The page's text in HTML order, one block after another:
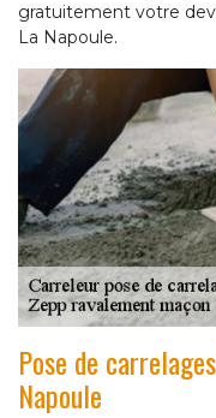
gratuitement votre
La Napoule.
Pose de
Napoule